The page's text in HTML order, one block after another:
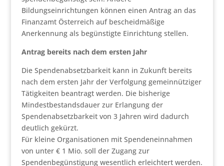
Bildungseinrichtungen können einen Antrag an das
Finanzamt Österreich auf bescheidmäßige
Anerkennung als begünstigte Einrichtung stellen.
Antrag bereits nach dem ersten Jahr
Die Spendenabsetzbarkeit kann in Zukunft bereits
nach dem ersten Jahr der Verfolgung gemeinnütziger
Tätigkeiten beantragt werden. Die bisherige
Mindestbestandsdauer zur Erlangung der
Spendenabsetzbarkeit von 3 Jahren wird dadurch
deutlich gekürzt.
Für kleine Organisationen mit Spendeneinnahmen
von unter € 1 Mio. soll der Zugang zur
Spendenbegünstigung wesentlich erleichtert werden.